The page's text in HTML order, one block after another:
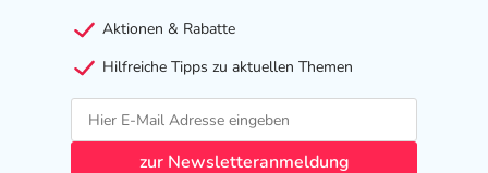
Aktionen & Rabatte
Hilfreiche Tipps zu aktuellen Themen
zur Newsletteranmeldung